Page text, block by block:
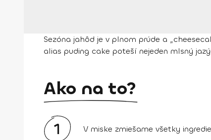
Sezóna jahôd je v plnom prúde a
alias puding cake poteší nejeden mlsný
Ako na to?
1 V miske zmiešame všetky